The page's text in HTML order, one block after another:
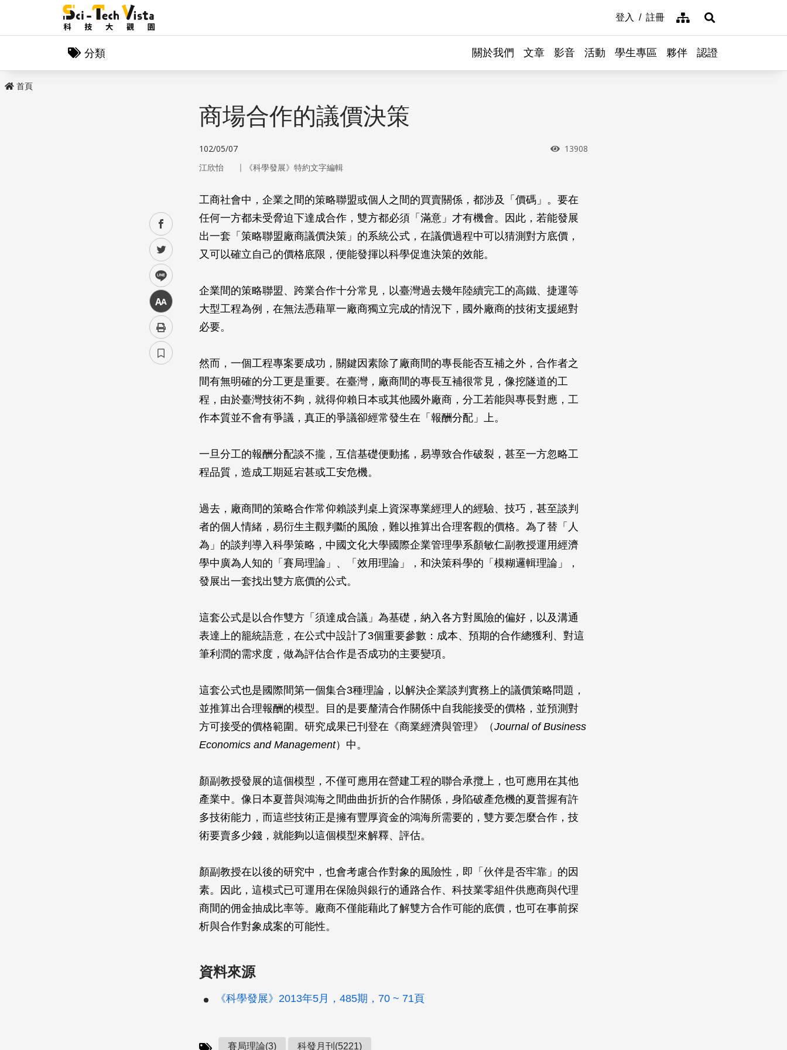
登入 註冊 網站導覽展開搜尋
分類 關於我們 文章 影音 活動 學生專區 夥伴 認證
首頁
facebook
twitter
line
中
商場合作的議價決策
102/05/07 瀏覽次數
13908
江欣怡 ｜ 《科學發展》特約文字編輯
工商社會中，企業之間的策略聯盟或個人之間的買賣關係，都涉及「價碼」。要在
任何一方都未受脅迫下達成合作，雙方都必須「滿意」才有機會。因此，若能發展
出一套「策略聯盟廠商議價決策」的系統公式，在議價過程中可以猜測對方底價，
又可以確立自己的價格底限，便能發揮以科學促進決策的效能。
企業間的策略聯盟、跨業合作十分常見，以臺灣過去幾年陸續完工的高鐵、捷運等
大型工程為例，在無法憑藉單一廠商獨立完成的情況下，國外廠商的技術支援絕對
必要。
然而，一個工程專案要成功，關鍵因素除了廠商間的專長能否互補之外，合作者之
間有無明確的分工更是重要。在臺灣，廠商間的專長互補很常見，像挖隧道的工
程，由於臺灣技術不夠，就得仰賴日本或其他國外廠商，分工若能與專長對應，工
作本質並不會有爭議，真正的爭議卻經常發生在「報酬分配」上。
一旦分工的報酬分配談不攏，互信基礎便動搖，易導致合作破裂，甚至一方忽略工
程品質，造成工期延宕甚或工安危機。
過去，廠商間的策略合作常仰賴談判桌上資深專業經理人的經驗、技巧，甚至談判
者的個人情緒，易衍生主觀判斷的風險，難以推算出合理客觀的價格。為了替「人
為」的談判導入科學策略，中國文化大學國際企業管理學系顏敏仁副教授運用經濟
學中廣為人知的「賽局理論」、「效用理論」，和決策科學的「模糊邏輯理論」，
發展出一套找出雙方底價的公式。
這套公式是以合作雙方「須達成合議」為基礎，納入各方對風險的偏好，以及溝通
表達上的籠統語意，在公式中設計了3個重要參數：成本、預期的合作總獲利、對這
筆利潤的需求度，做為評估合作是否成功的主要變項。
這套公式也是國際間第一個集合3種理論，以解決企業談判實務上的議價策略問題，
並推算出合理報酬的模型。目的是要釐清合作關係中自我能接受的價格，並預測對
方可接受的價格範圍。研究成果已刊登在《商業經濟與管理》（Journal of Business
Economics and Management）中。
顏副教授發展的這個模型，不僅可應用在營建工程的聯合承攬上，也可應用在其他
產業中。像日本夏普與鴻海之間曲曲折折的合作關係，身陷破產危機的夏普握有許
多技術能力，而這些技術正是擁有豐厚資金的鴻海所需要的，雙方要怎麼合作，技
術要賣多少錢，就能夠以這個模型來解釋、評估。
顏副教授在以後的研究中，也會考慮合作對象的風險性，即「伙伴是否牢靠」的因
素。因此，這模式已可運用在保險與銀行的通路合作、科技業零組件供應商與代理
商間的佣金抽成比率等。廠商不僅能藉此了解雙方合作可能的底價，也可在事前探
析與合作對象成案的可能性。
資料來源
《科學發展》2013年5月，485期，70 ~ 71頁
賽局理論(3) 科發月刊(5221)